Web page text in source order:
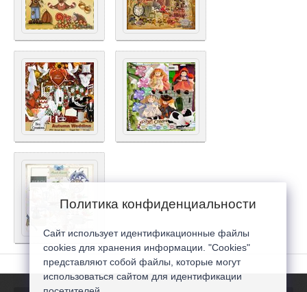
Политика конфиденциальности
Сайт использует идентификационные файлы
cookies для хранения информации. "Cookies"
представляют собой файлы, которые могут
использоваться сайтом для идентификации